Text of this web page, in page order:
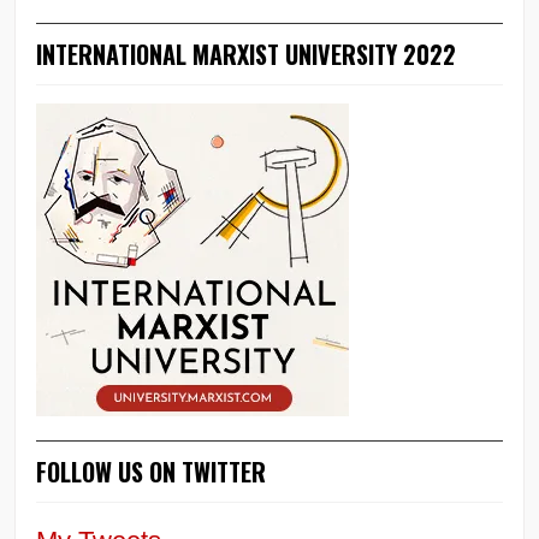
INTERNATIONAL MARXIST UNIVERSITY 2022
FOLLOW US ON TWITTER